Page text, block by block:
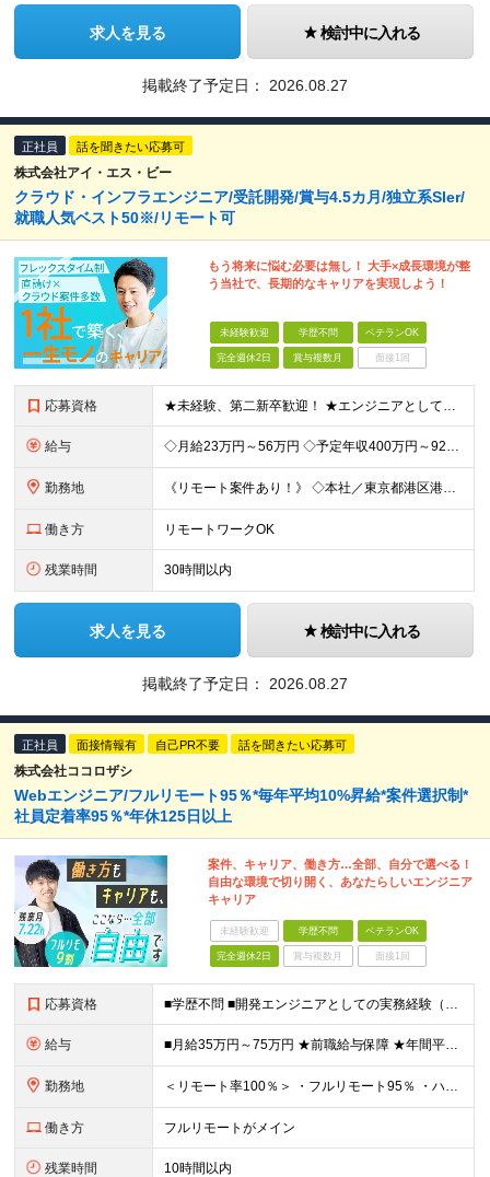
求人を見る 検討中に入れる
掲載終了予定日： 2026.08.27
正社員 話を聞きたい応募可
株式会社アイ・エス・ビー
クラウド・インフラエンジニア/受託開発/賞与4.5カ月/独立系SIer/
就職人気ベスト50※/リモート可
もう将来に悩む必要は無し！ 大手×成長環境が整
う当社で、長期的なキャリアを実現しよう！
未経験歓迎 学歴不問 ベテランOK
完全週休2日 賞与複数月 面接1回
応募資格 ★未経験、第二新卒歓迎！ ★エンジニアとしてキャリアを構築したい方大歓迎！ ★リーダー・マネジメント志向をお持ちの方大歓迎！ 《上流工程へのステップアップを目指す方歓迎》 「構築・運用保守・監視経験
給与 ◇月給23万円～56万円 ◇予定年収400万円～925万円 ※残業代全額支給 ※試用期間4カ月 （給与・待遇・雇用形態に差異無し） ◇通勤手当：上限50,000円／月 ◇子育て手当：8,500円（1
勤務地 《リモート案件あり！》 ◇本社／東京都港区港南2-16-3 品川グランドセントラルタワー ◇各事業所／東京、静岡、山梨、大阪、宮城、愛知 ※案件によっては客先勤務の可能性あり ※(変更の範囲)上記
働き方 リモートワークOK
残業時間 30時間以内
求人を見る 検討中に入れる
掲載終了予定日： 2026.08.27
正社員 面接情報有 自己PR不要 話を聞きたい応募可
株式会社ココロザシ
Webエンジニア/フルリモート95％*毎年平均10%昇給*案件選択制*
社員定着率95％*年休125日以上
案件、キャリア、働き方…全部、自分で選べる！
自由な環境で切り開く、あなたらしいエンジニア
キャリア
未経験歓迎 学歴不問 ベテランOK
完全週休2日 賞与複数月 面接1回
応募資格 ■学歴不問 ■開発エンジニアとしての実務経験（言語・年数不問） ＜以下のような方を歓迎します＞ ・モダンな技術にチャレンジしたい方 ・新しい領域にチャレンジしたい方
給与 ■月給35万円～75万円 ★前職給与保障 ★年間平均昇給率約10％ ※月給額は、経験・スキルを考慮の上、決定いたします ※上記月給額には、みなし残業代3万円～7万円（月20時間分）が含まれています
勤務地 ＜リモート率100％＞ ・フルリモート95％ ・ハイブリッド5% ★30％の社員が地方に在住しながら、リモート環境でプロジェクトに参画しています。全国どこにお住まいでも働ける環境が整っています。まず
働き方 フルリモートがメイン
残業時間 10時間以内